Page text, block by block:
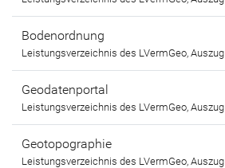
Bodenordnung
Leistungsverzeichnis des LVermGeo, Auszug
Geodatenportal
Leistungsverzeichnis des LVermGeo, Auszug
Geotopographie
Leistungsverzeichnis des LVermGeo, Auszug